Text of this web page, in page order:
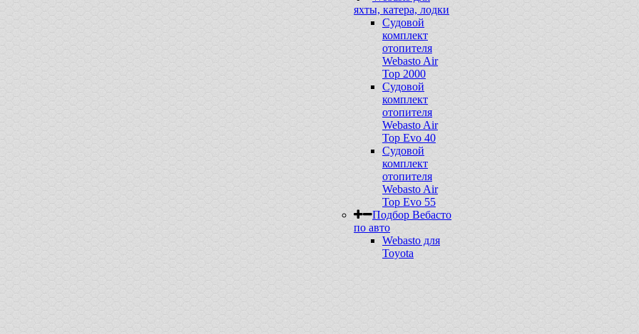
яхты, катера, лодки
Судовой
комплект
отопителя
Webasto Air
Top 2000
Судовой
комплект
отопителя
Webasto Air
Top Evo 40
Судовой
комплект
отопителя
Webasto Air
Top Evo 55
Подбор Вебасто
по авто
Webasto для
Toyota